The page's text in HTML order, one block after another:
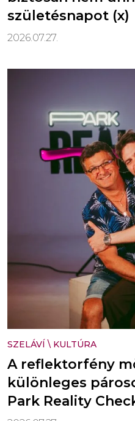
születésnapot (x)
2026.07.27.
SZELÁVÍ \ KULTÚRA
A reflektorfény
különleges
Park Reality